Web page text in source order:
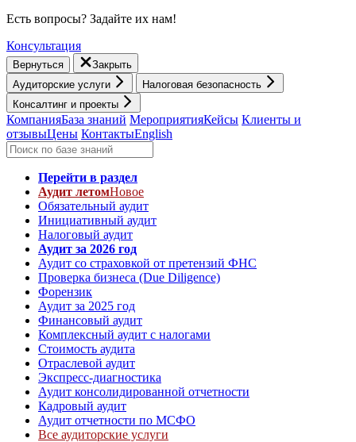
Есть вопросы? Задайте их нам!
Консультация
Вернуться
Закрыть
Аудиторские услуги
Налоговая безопасность
Консалтинг и проекты
КомпанияБаза знаний МероприятияКейсы Клиенты и
отзывыЦены КонтактыEnglish
Перейти в раздел
Аудит летомНовое
Обязательный аудит
Инициативный аудит
Налоговый аудит
Аудит за 2026 год
Аудит со страховкой от претензий ФНС
Проверка бизнеса (Due Diligence)
Форензик
Аудит за 2025 год
Финансовый аудит
Комплексный аудит с налогами
Стоимость аудита
Отраслевой аудит
Экспресс-диагностика
Аудит консолидированной отчетности
Кадровый аудит
Аудит отчетности по МСФО
Все аудиторские услуги